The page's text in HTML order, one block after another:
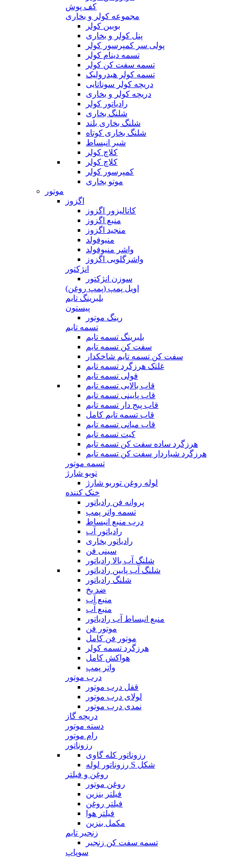
کف پوش
مجموعه کولر و بخاری
بوبین کولر
پنل کولر و بخاری
پولی سر کمپرسور کولر
تسمه دینام کولر
تسمه سفت کن کولر
تسمه کولر هیدرولیک
دریچه کولر سوناتایی
دریچه کولر و بخاری
رادیاتور کولر
شلنگ بخاری
شلنگ بخاری بلند
شلنگ بخاری کوتاه
شیر انبساط
کلاچ کولر
کلاچ کولر
کمپرسور کولر
موتو بخاری
موتور
اگزوز
کاتالیزور اگزوز
منبع اگزوز
منجید اگزوز
منیوفولد
واشر منیوفولد
واشرگلویی اگزوز
انژکتور
سوزن انژکتور
اویل پمپ (پمپ روغن)
بلبرینگ تایم
پیستون
رینگ موتور
تسمه تایم
بلبرینگ تسمه تایم
سفت کن تسمه تایم
سفت کن تسمه تایم شاخکدار
غلتک هرزگرد تسمه تایم
فولی تسمه تایم
قاب بالایی تسمه تایم
قاب پایینی تسمه تایم
قاب پیج دار تسمه تایم
قاب تسمه تایم کامل
قاب میانی تسمه تایم
کیت تسمه تایم
هرزگرد ساده سفت کن تسمه تایم
هرزگرد شیاردار سفت کن تسمه تایم
تسمه موتور
توبو شارژ
لوله روغن توربو شارژ
خنک کننده
پروانه فن رادیاتور
تسمه واتر پمپ
درب منبع انبساط
رادیاتور آب
رادیاتور بخاری
سینی فن
شلنگ آب بالا رادیاتور
شلنگ آب پایین رادیاتور
شلنگ رادیاتور
ضد یخ
منبع آب
منبع آب
منبع انبساط آب رادیاتور
موتور فن
موتور فن کامل
هرزگرد تسمه کولر
هواکش کامل
واتر پمپ
درب موتور
قفل درب موتور
لولای درب موتور
نمدی درب موتور
دریچه گاز
دسته موتور
رام موتور
رزوناتور
رزوناتور کله گاوی
رزوناتور لوله S شکل
روغن و فیلتر
روغن موتور
فیلتر بنزین
فیلتر روغن
فیلتر هوا
مکمل بنزین
زنجیر تایم
تسمه سفت کن زنجیر
سوپاپ